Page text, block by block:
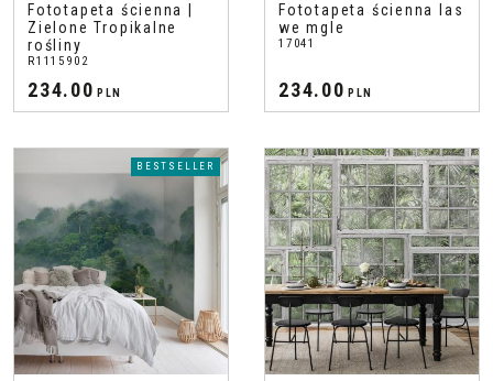
Fototapeta ścienna |
Zielone Tropikalne
rośliny
R1115902
234.00 PLN
Fototapeta ścienna las
we mgle
17041
234.00 PLN
BESTSELLER